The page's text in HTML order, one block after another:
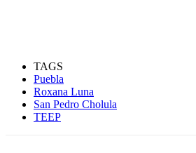
TAGS
Puebla
Roxana Luna
San Pedro Cholula
TEEP